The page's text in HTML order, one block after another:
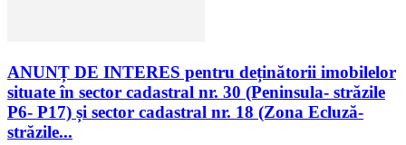
ANUNȚ DE INTERES pentru deținătorii imobilelor
situate în sector cadastral nr. 30 (Peninsula- străzile
P6- P17) și sector cadastral nr. 18 (Zona Ecluză-
străzile...